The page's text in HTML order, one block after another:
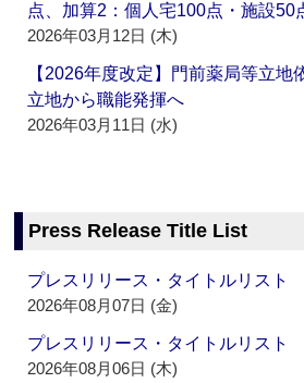
点、加算2：個人宅100点・施設
2026年03月12日 (木)
【2026年度改定】門前薬局等立地
立地から職能発揮へ
2026年03月11日 (水)
Press Release Title List
プレスリリース・タイトルリスト
2026年08月07日 (金)
プレスリリース・タイトルリスト
2026年08月06日 (木)